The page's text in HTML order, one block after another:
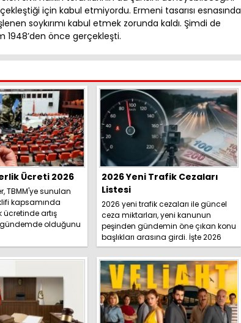
için kabul etmiyordu. Ermeni tasarısı esnasında
soykırımı kabul etmek zorunda kaldı. Şimdi de
1948’den önce gerçekleşti.
Ücreti 2026
TBMM'ye sunulan
kapsamında
ücretinde artış
gündemde olduğunu
2026 Yeni Trafik Cezaları
Listesi
2026 yeni trafik cezaları ile güncel
ceza miktarları, yeni kanunun
peşinden gündemin öne çıkan konu
başlıkları arasına girdi. İşte 2026
yeni trafik ce...